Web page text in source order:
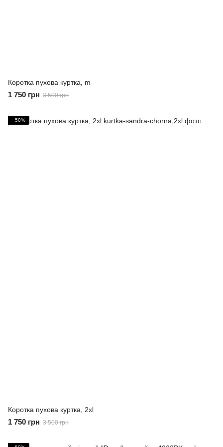
Коротка пухова куртка, m
1 750 грн 3 500 грн
−50%
Коротка пухова куртка, 2xl
1 750 грн 3 500 грн